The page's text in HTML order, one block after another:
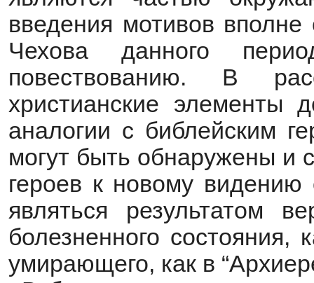
введения мотивов вполне
Чехова данного
повествованию. В
христианские элементы
аналогии с библейским
могут быть обнаружены и
героев к новому видению
являться результатом
болезненного состояния,
умирающего, как в